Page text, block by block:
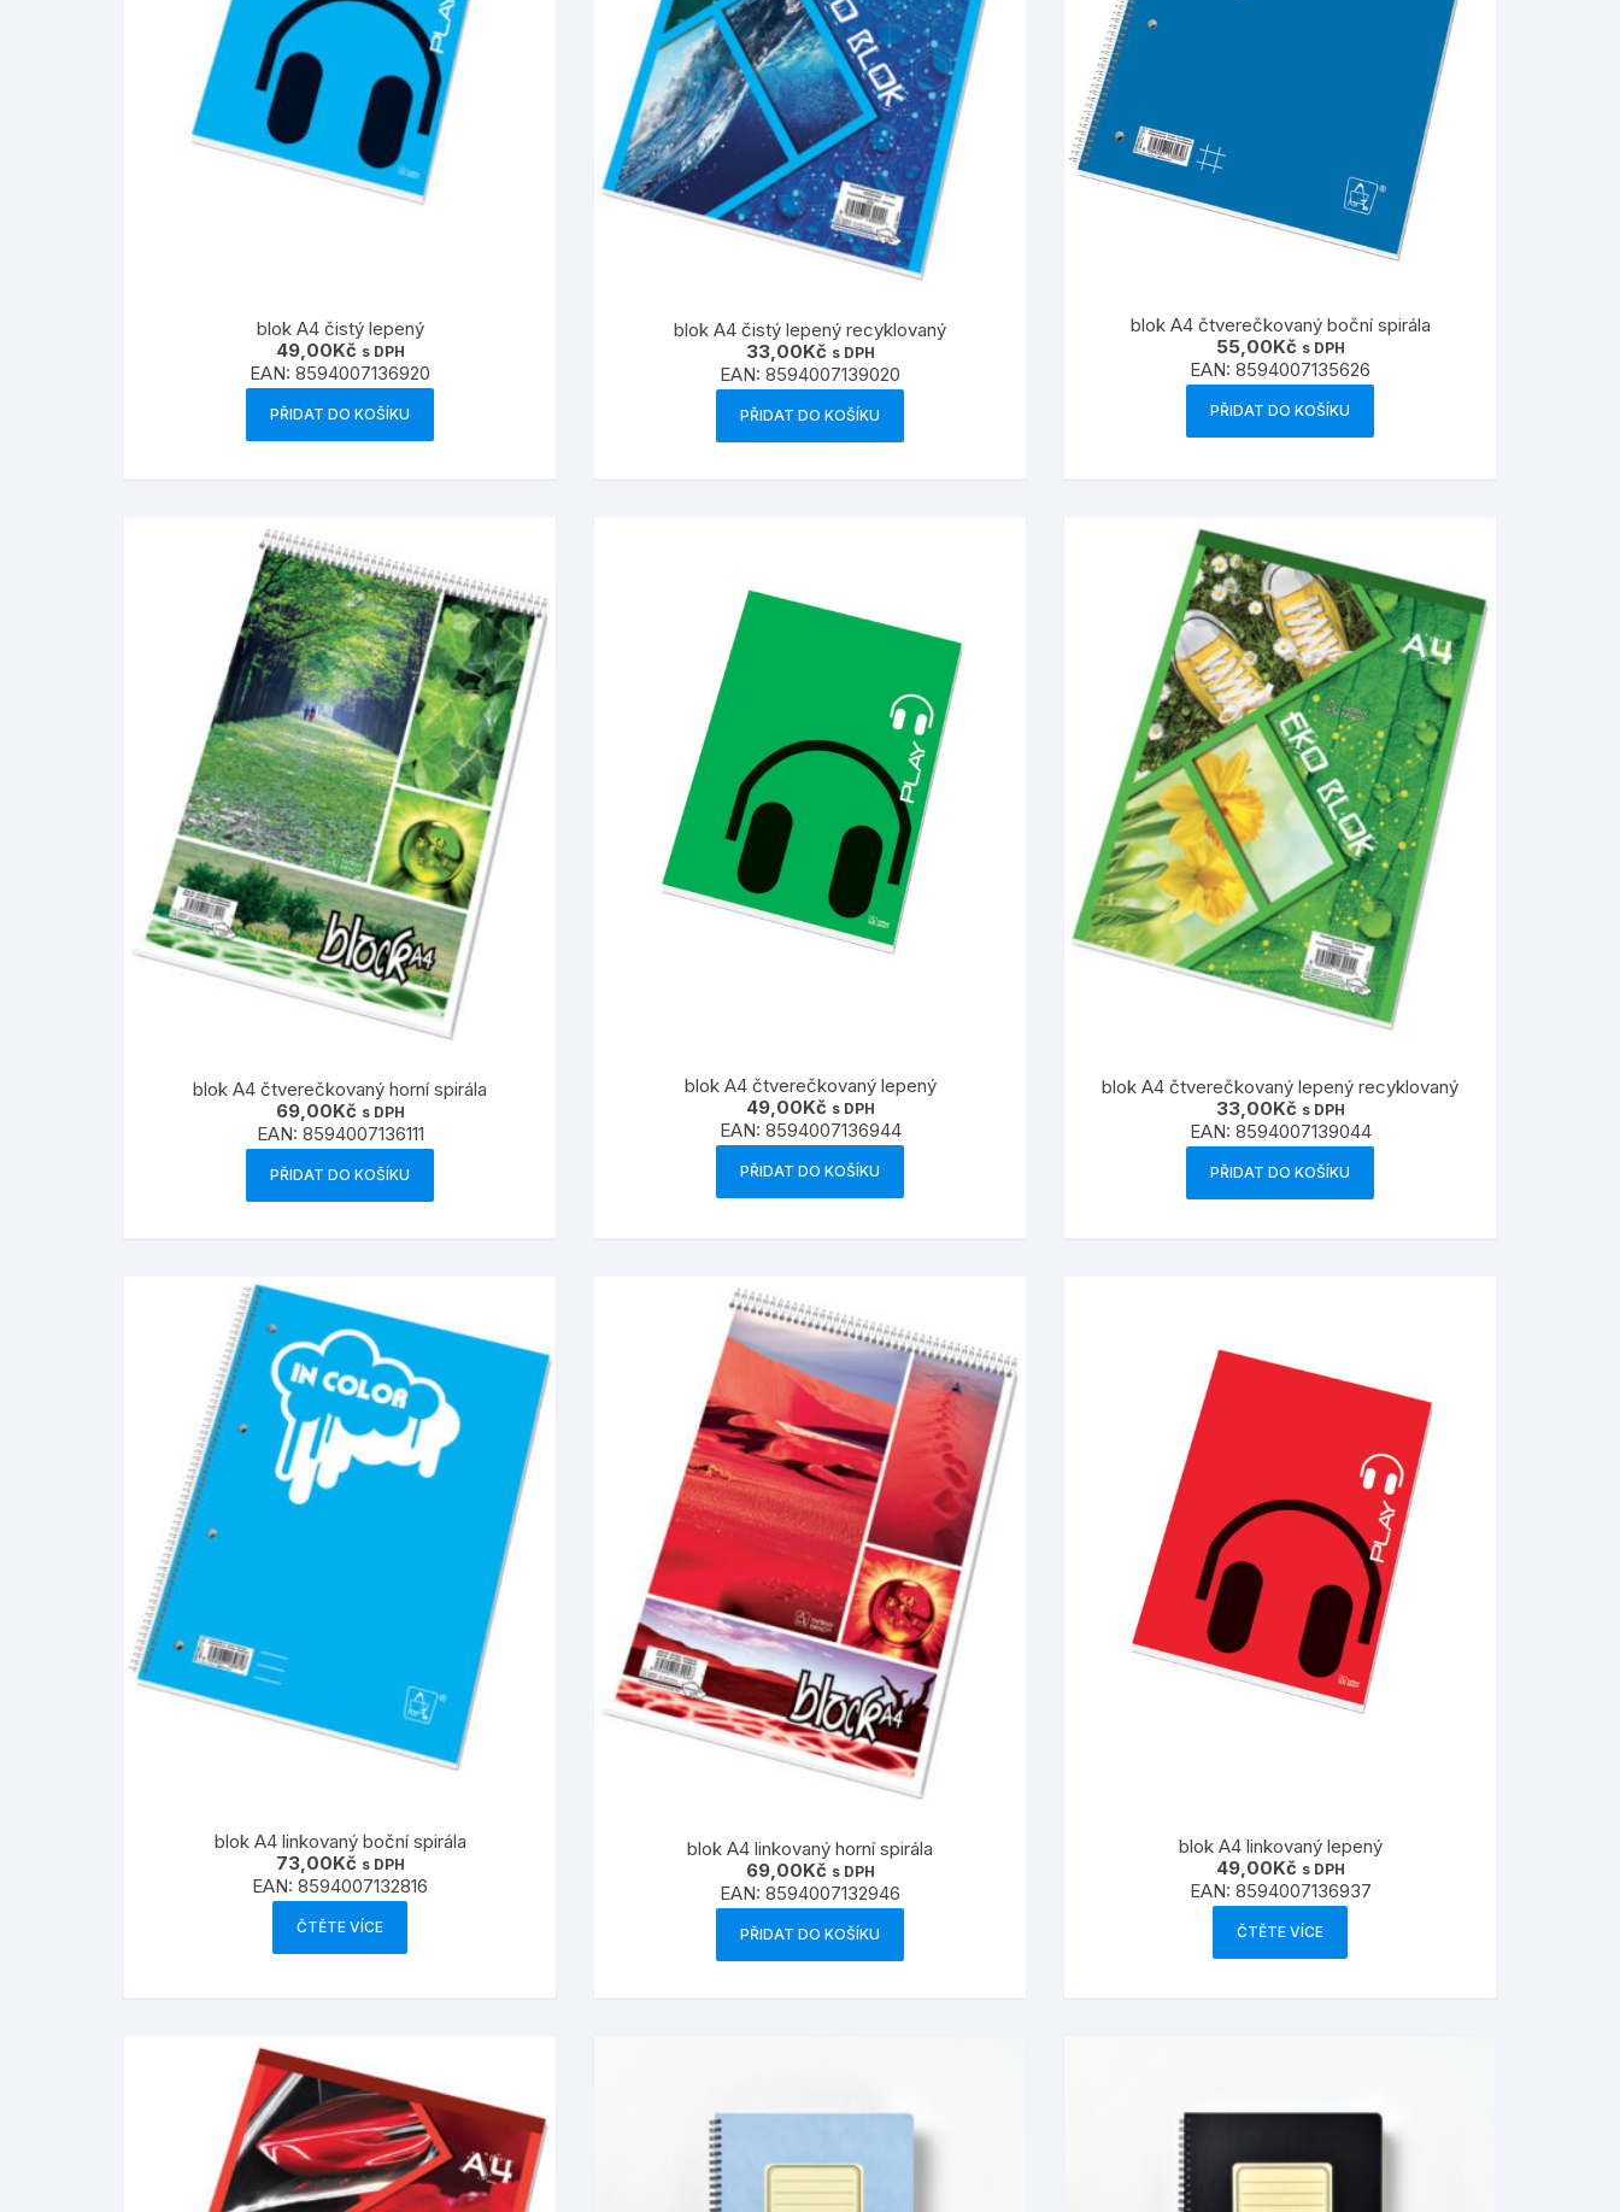
blok A4 čistý lepený
49,00Kč s DPH
EAN: 8594007136920
PŘIDAT DO KOŠÍKU
blok A4 čistý lepený recyklovaný
33,00Kč s DPH
EAN: 8594007139020
PŘIDAT DO KOŠÍKU
blok A4 čtverečkovaný boční spirála
55,00Kč s DPH
EAN: 8594007135626
PŘIDAT DO KOŠÍKU
blok A4 čtverečkovaný horní spirála
69,00Kč s DPH
EAN: 8594007136111
PŘIDAT DO KOŠÍKU
blok A4 čtverečkovaný lepený
49,00Kč s DPH
EAN: 8594007136944
PŘIDAT DO KOŠÍKU
blok A4 čtverečkovaný lepený recyklovaný
33,00Kč s DPH
EAN: 8594007139044
PŘIDAT DO KOŠÍKU
blok A4 linkovaný boční spirála
73,00Kč s DPH
EAN: 8594007132816
ČTĚTE VÍCE
blok A4 linkovaný horní spirála
69,00Kč s DPH
EAN: 8594007132946
PŘIDAT DO KOŠÍKU
blok A4 linkovaný lepený
49,00Kč s DPH
EAN: 8594007136937
ČTĚTE VÍCE